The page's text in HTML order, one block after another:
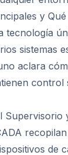
y
tecnología
sistemas
aclara
control
Supervisorio
de